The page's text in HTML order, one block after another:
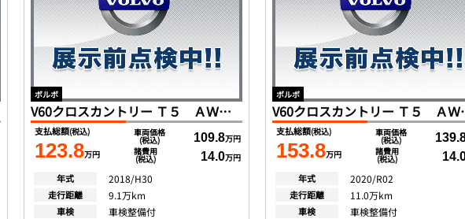
ボルボ
V60クロスカントリー Ｔ５ ＡＷＤ クラシック インテリセーフ ベージュ革 サンルーフ ＳＥＮＳＵＳ ＤＴＶ バックカメラ スマートキー ＤＳＲＣ キセノン ２０１８最終モデル
支払総額(税込)
123.8万円
車両価格
(税込) 109.8万円
諸費用
(税込) 14.0万円
年式 2018/H30
走行距離 9.1万km
車検 車検整備付
ボルボ
V60クロスカントリー Ｔ５ ＡＷ
支払総額(税込)
153.8万円
車両価格
(税込)
諸費用
(税込)
年式 2020/R02
走行距離 11.0万km
車検 車検整備付